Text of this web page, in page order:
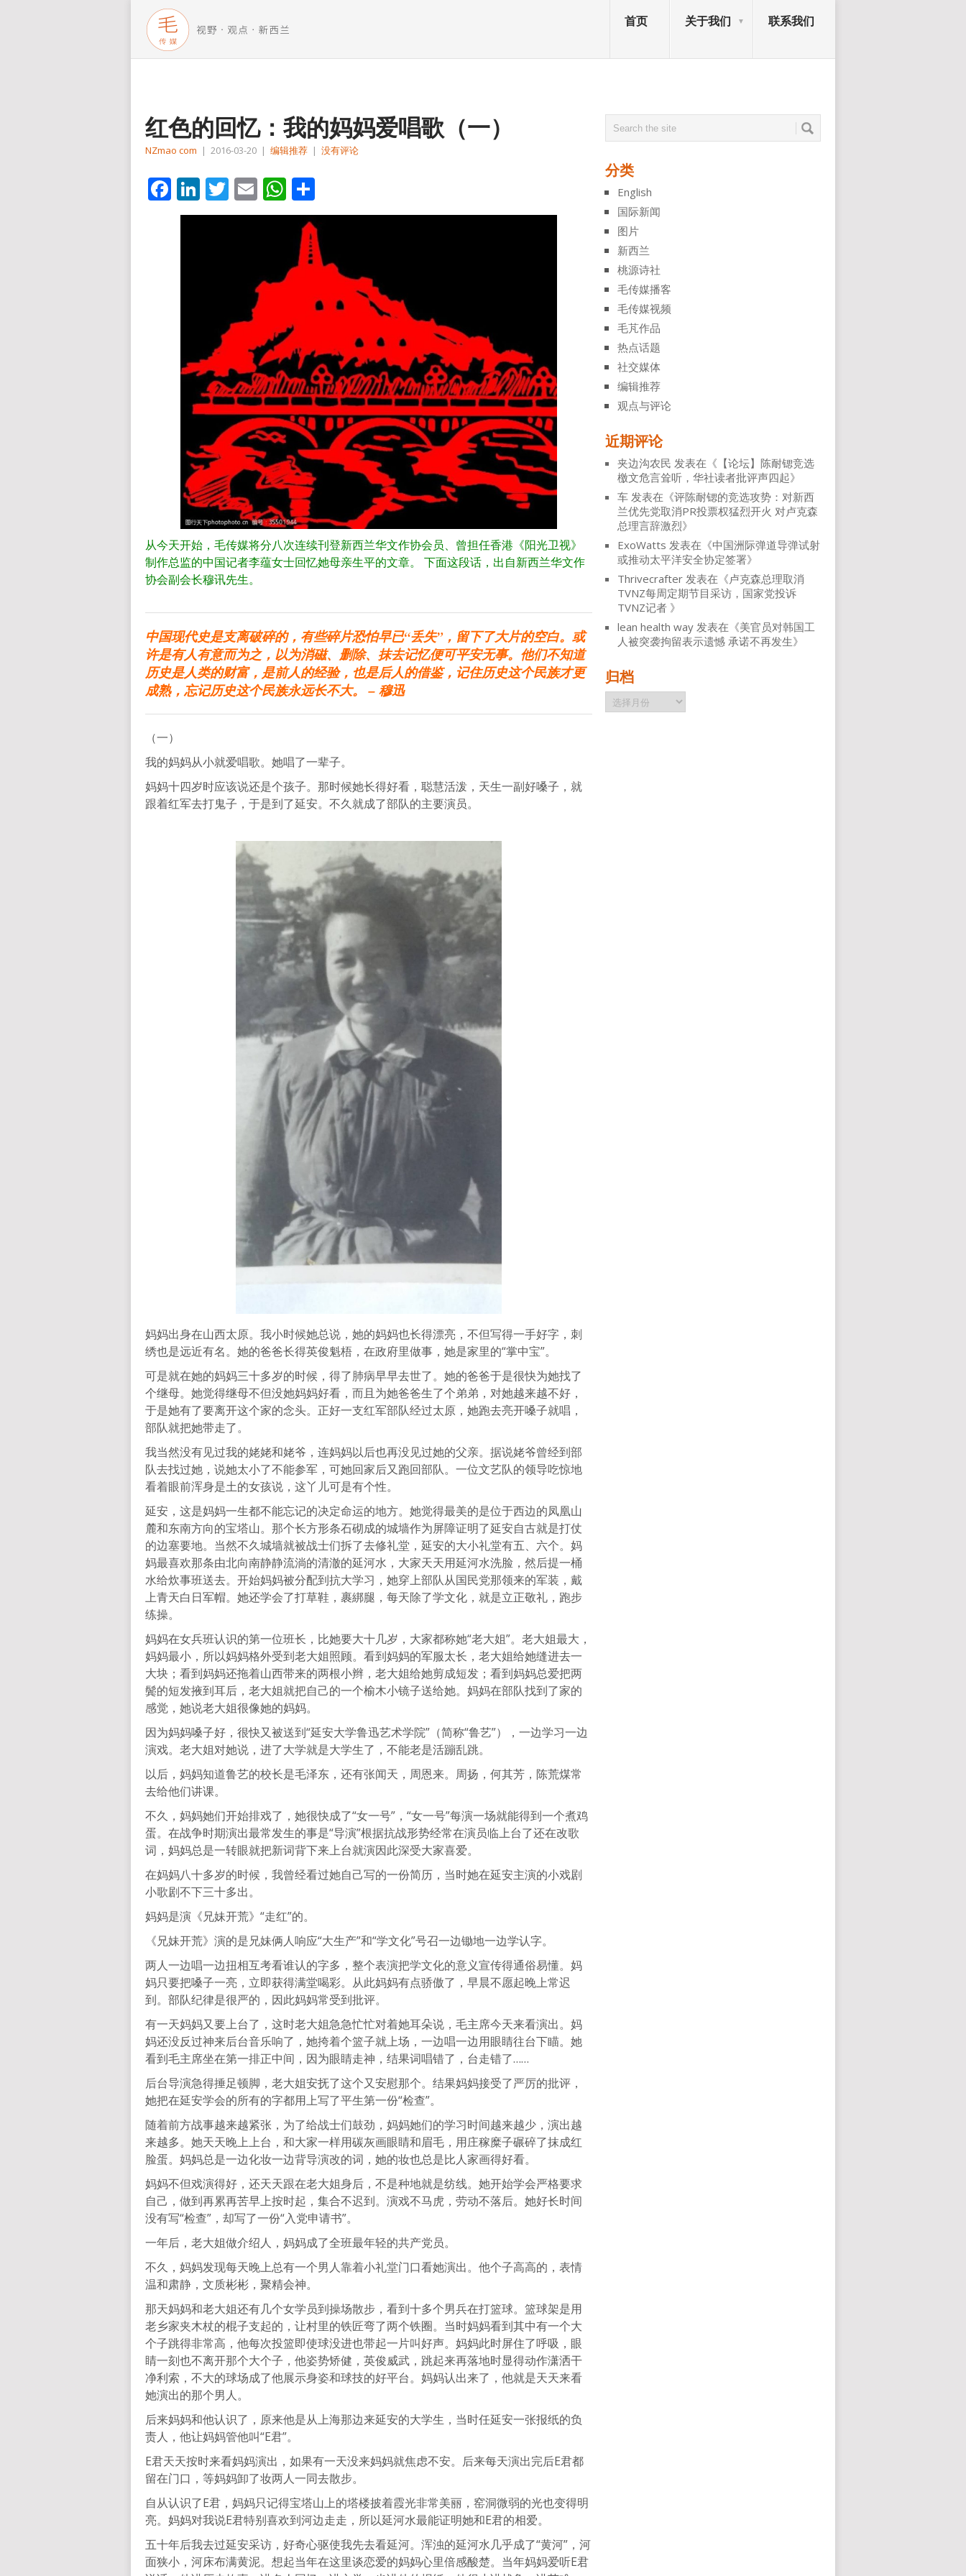
首页 关于我们 联系我们
红色的回忆：我的妈妈爱唱歌（一）
NZmao com | 2016-03-20 | 编辑推荐 | 没有评论
Facebook
LinkedIn
Twitter
EmailWhatsApp
享
从今天开始，毛传媒将分八次连续刊登新西兰华文作协会员、曾担任香港《阳光卫视》
制作总监的中国记者李蕴女士回忆她母亲生平的文章。 下面这段话，出自新西兰华文作
协会副会长穆讯先生。
中国现代史是支离破碎的，有些碎片恐怕早已“丢失”，留下了大片的空白。或
许是有人有意而为之，以为消磁、删除、抹去记忆便可平安无事。他们不知道
历史是人类的财富，是前人的经验，也是后人的借鉴，记住历史这个民族才更
成熟，忘记历史这个民族永远长不大。 – 穆迅
（一）
我的妈妈从小就爱唱歌。她唱了一辈子。
妈妈十四岁时应该说还是个孩子。那时候她长得好看，聪慧活泼，天生一副好嗓子，就
跟着红军去打鬼子，于是到了延安。不久就成了部队的主要演员。
妈妈出身在山西太原。我小时候她总说，她的妈妈也长得漂亮，不但写得一手好字，刺
绣也是远近有名。她的爸爸长得英俊魁梧，在政府里做事，她是家里的“掌中宝”。
可是就在她的妈妈三十多岁的时候，得了肺病早早去世了。她的爸爸于是很快为她找了
个继母。她觉得继母不但没她妈妈好看，而且为她爸爸生了个弟弟，对她越来越不好，
于是她有了要离开这个家的念头。正好一支红军部队经过太原，她跑去亮开嗓子就唱，
部队就把她带走了。
我当然没有见过我的姥姥和姥爷，连妈妈以后也再没见过她的父亲。据说姥爷曾经到部
队去找过她，说她太小了不能参军，可她回家后又跑回部队。一位文艺队的领导吃惊地
看着眼前浑身是土的女孩说，这丫儿可是有个性。
延安，这是妈妈一生都不能忘记的决定命运的地方。她觉得最美的是位于西边的凤凰山
麓和东南方向的宝塔山。那个长方形条石砌成的城墙作为屏障证明了延安自古就是打仗
的边塞要地。当然不久城墙就被战士们拆了去修礼堂，延安的大小礼堂有五、六个。妈
妈最喜欢那条由北向南静静流淌的清澈的延河水，大家天天用延河水洗脸，然后提一桶
水给炊事班送去。开始妈妈被分配到抗大学习，她穿上部队从国民党那领来的军装，戴
上青天白日军帽。她还学会了打草鞋，裹綁腿，每天除了学文化，就是立正敬礼，跑步
练操。
妈妈在女兵班认识的第一位班长，比她要大十几岁，大家都称她“老大姐”。老大姐最大，
妈妈最小，所以妈妈格外受到老大姐照顾。看到妈妈的军服太长，老大姐给她缝进去一
大块；看到妈妈还拖着山西带来的两根小辫，老大姐给她剪成短发；看到妈妈总爱把两
鬓的短发掖到耳后，老大姐就把自己的一个榆木小镜子送给她。妈妈在部队找到了家的
感觉，她说老大姐很像她的妈妈。
因为妈妈嗓子好，很快又被送到“延安大学鲁迅艺术学院”（简称“鲁艺”），一边学习一边
演戏。老大姐对她说，进了大学就是大学生了，不能老是活蹦乱跳。
以后，妈妈知道鲁艺的校长是毛泽东，还有张闻天，周恩来。周扬，何其芳，陈荒煤常
去给他们讲课。
不久，妈妈她们开始排戏了，她很快成了“女一号”，“女一号”每演一场就能得到一个煮鸡
蛋。在战争时期演出最常发生的事是“导演”根据抗战形势经常在演员临上台了还在改歌
词，妈妈总是一转眼就把新词背下来上台就演因此深受大家喜爱。
在妈妈八十多岁的时候，我曾经看过她自己写的一份简历，当时她在延安主演的小戏剧
小歌剧不下三十多出。
妈妈是演《兄妹开荒》“走红”的。
《兄妹开荒》演的是兄妹俩人响应“大生产”和“学文化”号召一边锄地一边学认字。
两人一边唱一边扭相互考看谁认的字多，整个表演把学文化的意义宣传得通俗易懂。妈
妈只要把嗓子一亮，立即获得满堂喝彩。从此妈妈有点骄傲了，早晨不愿起晚上常迟
到。部队纪律是很严的，因此妈妈常受到批评。
有一天妈妈又要上台了，这时老大姐急急忙忙对着她耳朵说，毛主席今天来看演出。妈
妈还没反过神来后台音乐响了，她挎着个篮子就上场，一边唱一边用眼睛往台下瞄。她
看到毛主席坐在第一排正中间，因为眼睛走神，结果词唱错了，台走错了……
后台导演急得捶足顿脚，老大姐安抚了这个又安慰那个。结果妈妈接受了严厉的批评，
她把在延安学会的所有的字都用上写了平生第一份“检查”。
随着前方战事越来越紧张，为了给战士们鼓劲，妈妈她们的学习时间越来越少，演出越
来越多。她天天晚上上台，和大家一样用碳灰画眼睛和眉毛，用庄稼糜子碾碎了抹成红
脸蛋。妈妈总是一边化妆一边背导演改的词，她的妆也总是比人家画得好看。
妈妈不但戏演得好，还天天跟在老大姐身后，不是种地就是纺线。她开始学会严格要求
自己，做到再累再苦早上按时起，集合不迟到。演戏不马虎，劳动不落后。她好长时间
没有写“检查”，却写了一份“入党申请书”。
一年后，老大姐做介绍人，妈妈成了全班最年轻的共产党员。
不久，妈妈发现每天晚上总有一个男人靠着小礼堂门口看她演出。他个子高高的，表情
温和肃静，文质彬彬，聚精会神。
那天妈妈和老大姐还有几个女学员到操场散步，看到十多个男兵在打篮球。篮球架是用
老乡家夹木杖的棍子支起的，让村里的铁匠弯了两个铁圈。当时妈妈看到其中有一个大
个子跳得非常高，他每次投篮即使球没进也带起一片叫好声。妈妈此时屏住了呼吸，眼
睛一刻也不离开那个大个子，他姿势矫健，英俊威武，跳起来再落地时显得动作潇洒干
净利索，不大的球场成了他展示身姿和球技的好平台。妈妈认出来了，他就是天天来看
她演出的那个男人。
后来妈妈和他认识了，原来他是从上海那边来延安的大学生，当时任延安一张报纸的负
责人，他让妈妈管他叫“E君”。
E君天天按时来看妈妈演出，如果有一天没来妈妈就焦虑不安。后来每天演出完后E君都
留在门口，等妈妈卸了妆两人一同去散步。
自从认识了E君，妈妈只记得宝塔山上的塔楼披着霞光非常美丽，窑洞微弱的光也变得明
亮。妈妈对我说E君特别喜欢到河边走走，所以延河水最能证明她和E君的相爱。
五十年后我去过延安采访，好奇心驱使我先去看延河。浑浊的延河水几乎成了“黄河”，河
面狭小，河床布满黄泥。想起当年在这里谈恋爱的妈妈心里倍感酸楚。当年妈妈爱听E君
分类
English
国际新闻
图片
新西兰
桃源诗社
毛传媒播客
毛传媒视频
毛芃作品
热点话题
社交媒体
编辑推荐
观点与评论
近期评论
夹边沟农民 发表在《 【论坛】陈耐锶竞选
檄文危言耸听，华社读者批评声四起》
车 发表在《评陈耐锶的竞选攻势：对新西
兰优先党取消PR投票权猛烈开火 对卢克森
总理言辞激烈》
ExoWatts 发表在《中国洲际弹道导弹试射
或推动太平洋安全协定签署》
Thrivecrafter 发表在《卢克森总理取消
TVNZ每周定期节目采访，国家党投诉
TVNZ记者 》
lean health way 发表在《美官员对韩国工
人被突袭拘留表示遗憾 承诺不再发生》
归档
归
档